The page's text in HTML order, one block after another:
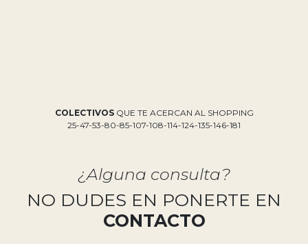
¿Alguna consulta?
NO DUDES EN PONERTE EN
CONTACTO
COLECTIVOS QUE TE ACERCAN AL SHOPPING
25-47-53-80-85-107-108-114-124-135-146-181